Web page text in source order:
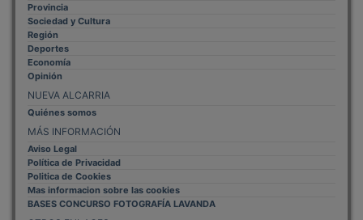
Provincia
Sociedad y Cultura
Región
Deportes
Economía
Opinión
NUEVA ALCARRIA
Quiénes somos
MÁS INFORMACIÓN
Aviso Legal
Política de Privacidad
Politica de Cookies
Mas informacion sobre las cookies
BASES CONCURSO FOTOGRAFÍA LAVANDA